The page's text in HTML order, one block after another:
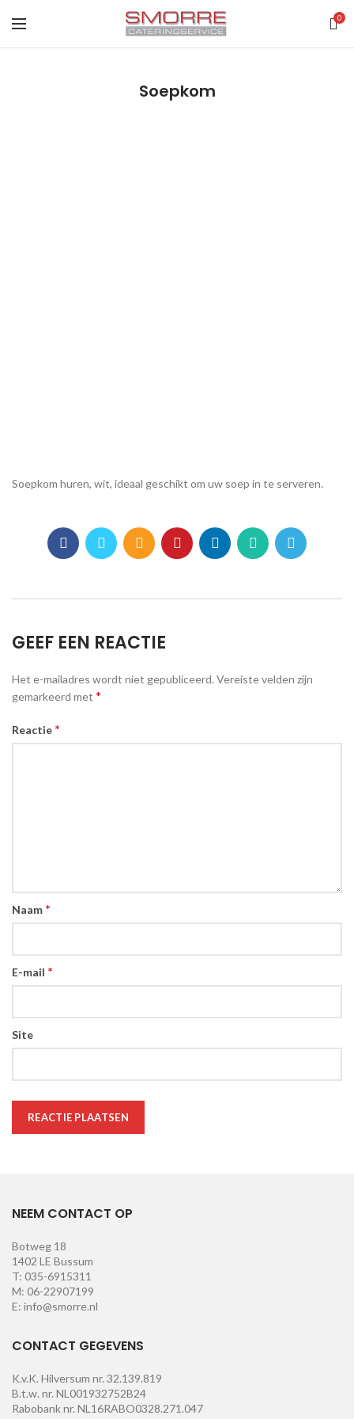
0
Soepkom
Soepkom huren, wit, ideaal geschikt om uw soep in te serveren.
GEEF EEN REACTIE
Het e-mailadres wordt niet gepubliceerd.Vereiste velden zijn
gemarkeerd met *
Reactie *
Naam *
E-mail *
Site
NEEM CONTACT OP
Botweg 18
1402 LE Bussum
T: 035-6915311
M: 06-22907199
E: info@smorre.nl
CONTACT GEGEVENS
K.v.K. Hilversum nr. 32.139.819
B.t.w. nr. NL001932752B24
Rabobank nr. NL16RABO0328.271.047